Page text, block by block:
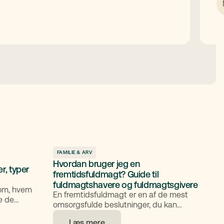
typer
hvem
de
I
reglerne
FAMILIE & ARV
Hvordan bruger jeg en
fremtidsfuldmagt? Guide til
fuldmagtshavere og fuldmagtsgivere
En fremtidsfuldmagt er en af de mest
omsorgsfulde beslutninger, du kan
træffe for dig selv og for dem, du holder